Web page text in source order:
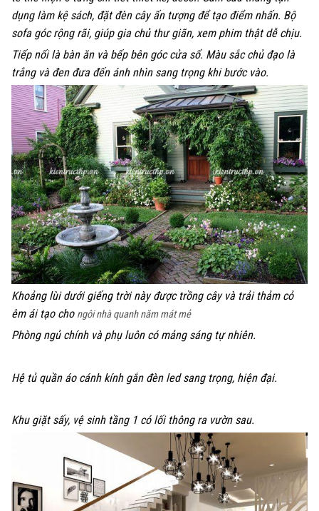
dụng làm kệ sách, đặt đèn cây ấn tượng để tạo điểm nhấn. Bộ
sofa góc rộng rãi, giúp gia chủ thư giãn, xem phim thật dễ chịu.
Tiếp nối là bàn ăn và bếp bên góc cửa sổ. Màu sắc chủ đạo là
trắng và đen đưa đến ánh nhìn sang trọng khi bước vào.
Khoảng lùi dưới giếng trời này được trồng cây và trải thảm cỏ
êm ái tạo cho ngôi nhà quanh năm mát mẻ
Phòng ngủ chính và phụ luôn có mảng sáng tự nhiên.
Hệ tủ quần áo cánh kính gắn đèn led sang trọng, hiện đại.
Khu giặt sấy, vệ sinh tầng 1 có lối thông ra vườn sau.